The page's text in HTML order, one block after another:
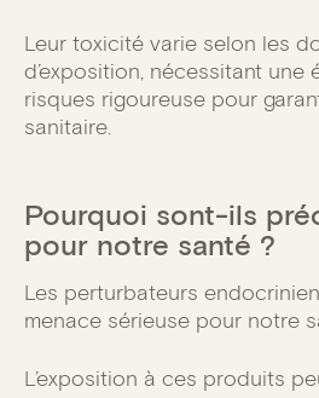
Leur toxicité varie selon les
d’exposition, nécessitant une
risques rigoureuse pour
sanitaire.
Pourquoi sont-ils
pour notre santé ?
Les perturbateurs
menace sérieuse pour notre
L’exposition à ces produits